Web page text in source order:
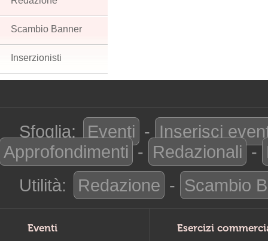
Scambio Banner
Inserzionisti
Sfoglia: Eventi - Inserisci
Approfondimenti - Redazionali -
Utilità:
Redazione - Scambio
Eventi Esercizi